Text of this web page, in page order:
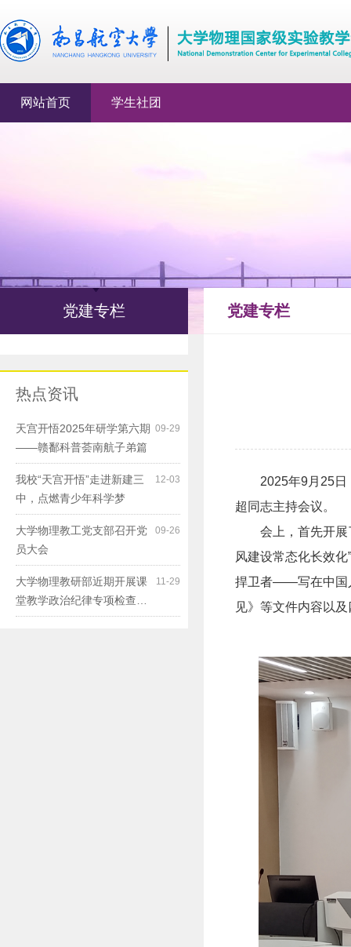
网站首页 学生社团
党建专栏
热点资讯
09-29
天宫开悟2025年研学第六期
——赣鄱科普荟南航子弟篇
12-03
我校“天宫开悟”走进新建三
中，点燃青少年科学梦
09-26
大学物理教工党支部召开党
员大会
11-29
大学物理教研部近期开展课
堂教学政治纪律专项检查…
党建专栏
2025年9月25
超同志主持会议。
会上，首先开展
风建设常态化长效
捍卫者——写在中国
见》等文件内容以